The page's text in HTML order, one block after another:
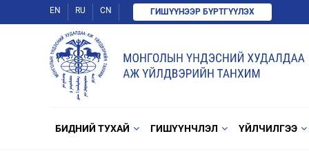
EN RU CN ГИШҮҮНЭЭР БҮРТГҮҮЛЭХ
БИДНИЙ ТУХАЙ ГИШҮҮНЧЛЭЛ ҮЙЛЧИЛГЭЭ